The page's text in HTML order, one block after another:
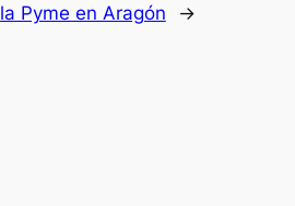
la Pyme en Aragón
→